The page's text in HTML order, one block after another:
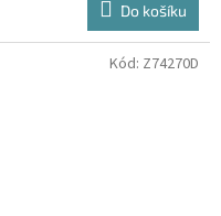
Do košíku
Kód: Z74270D